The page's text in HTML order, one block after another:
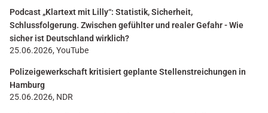
Podcast „Klartext mit Lilly“: Statistik, Sicherheit,
Schlussfolgerung. Zwischen gefühlter und realer Gefahr - Wie
sicher ist Deutschland wirklich?
25.06.2026, YouTube
Polizeigewerkschaft kritisiert geplante Stellenstreichungen in
Hamburg
25.06.2026, NDR